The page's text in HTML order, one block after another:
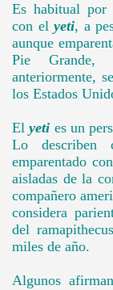
Es habitual por
con elyeti, a
aunque
Pie Grande,
anteriormente,
los Estados
Elyeti es un
Lo describen
emparentado
aisladas de la
compañero
considera
del
miles de año.
Algunos